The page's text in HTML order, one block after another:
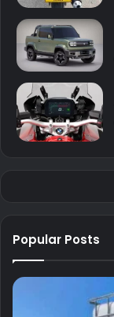
Popular Posts